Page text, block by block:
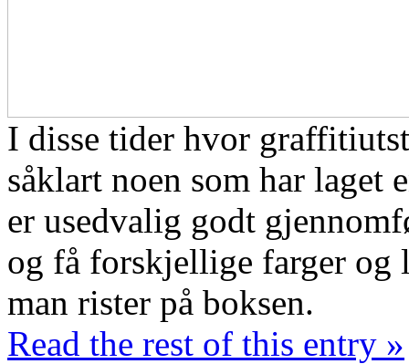
I disse tider hvor
såklart noen som har laget
er usedvalig godt
og få forskjellige farger og
man rister på boksen.
Read the rest of this entry »